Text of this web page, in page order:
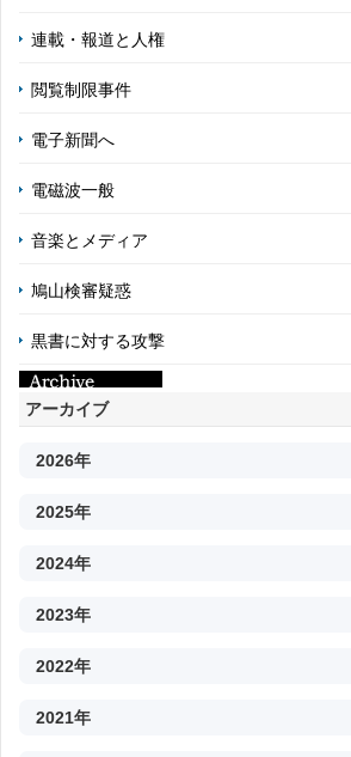
連載・報道と人権
閲覧制限事件
電子新聞へ
電磁波一般
音楽とメディア
鳩山検審疑惑
黒書に対する攻撃
アーカイブ
2026年
2025年
2024年
2023年
2022年
2021年